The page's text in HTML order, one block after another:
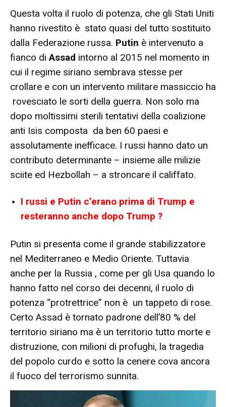
Questa volta il ruolo di potenza, che gli Stati Uniti
hanno rivestito è stato quasi del tutto sostituito
dalla Federazione russa. Putin è intervenuto a
fianco diAssad intorno al 2015 nel momento in
cui il regime siriano sembrava stesse per
crollare e con un intervento militare massiccio ha
rovesciato le sorti della guerra. Non solo ma
dopo moltissimi sterili tentativi della coalizione
anti Isis composta da ben 60 paesi e
assolutamente inefficace. I russi hanno dato un
contributo determinante – insieme alle milizie
sciite ed Hezbollah – a stroncare il califfato.
I russi e Putin c’erano prima di Trump e
resteranno anche dopo Trump ?
Putin si presenta come il grande stabilizzatore
nel Mediterraneo e Medio Oriente. Tuttavia
anche per la Russia , come per gli Usa quando lo
hanno fatto nel corso dei decenni, il ruolo di
potenza “protrettrice” non è un tappeto di rose.
Certo Assad è tornato padrone dell’80 % del
territorio siriano ma è un territorio tutto morte e
distruzione, con milioni di profughi, la tragedia
del popolo curdo e sotto la cenere cova ancora
il fuoco del terrorismo sunnita.